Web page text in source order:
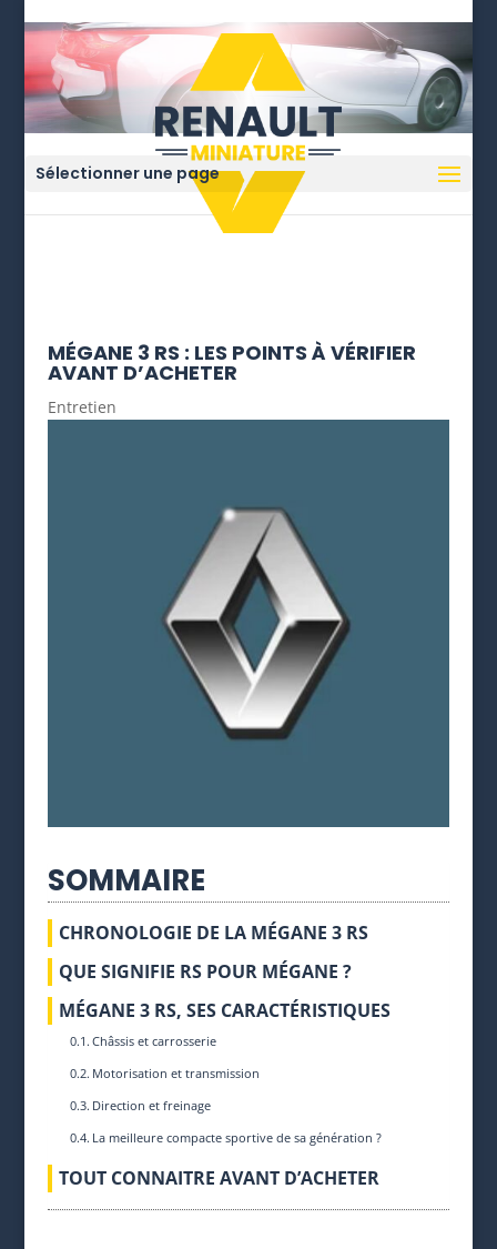
Sélectionner une page
MÉGANE 3 RS : LES POINTS À VÉRIFIER
AVANT D’ACHETER
Entretien
SOMMAIRE
CHRONOLOGIE DE LA MÉGANE 3 RS
QUE SIGNIFIE RS POUR MÉGANE ?
MÉGANE 3 RS, SES CARACTÉRISTIQUES
Châssis et carrosserie
Motorisation et transmission
Direction et freinage
La meilleure compacte sportive de sa génération ?
TOUT CONNAITRE AVANT D’ACHETER